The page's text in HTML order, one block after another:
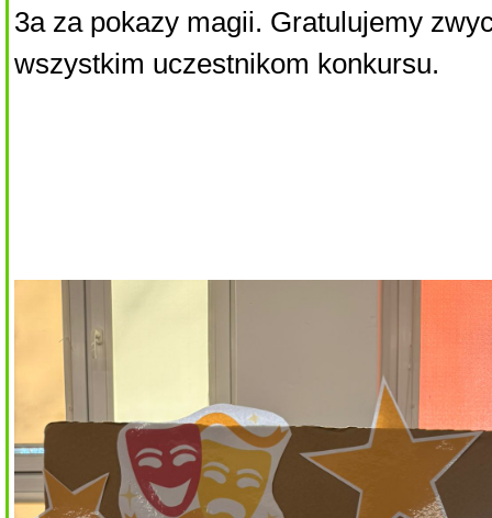
3a za pokazy magii. Gratulujemy
wszystkim uczestnikom konkursu.